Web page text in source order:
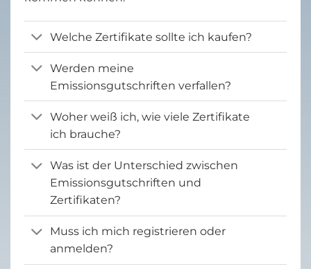
Welche Zertifikate sollte ich kaufen?
Werden meine
Emissionsgutschriften verfallen?
Woher weiß ich, wie viele Zertifikate
ich brauche?
Was ist der Unterschied zwischen
Emissionsgutschriften und
Zertifikaten?
Muss ich mich registrieren oder
anmelden?